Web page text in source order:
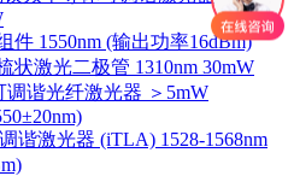
件 1550nm (输出功率16dBm)
状激光二极管 1310nm 30mW
调谐光纤激光器 ＞5mW
谐激光器 (iTLA) 1528-1568nm